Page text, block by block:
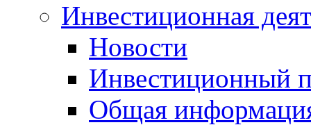
Инвестиционная
Новости
Инвестиционный
Общая